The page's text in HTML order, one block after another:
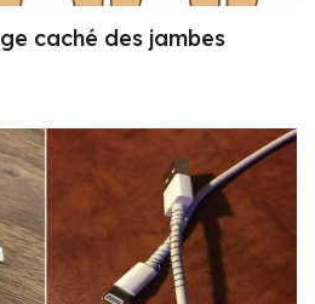
caché des jambes